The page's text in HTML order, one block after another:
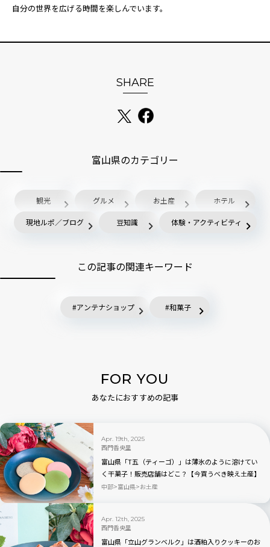
自分の世界を広げる時間を楽しんでいます。
SHARE
富山県のカテゴリー
観光 グルメ お土産 ホテル
現地ルポ／ブログ 豆知識 体験・アクティビティ
この記事の関連キーワード
アンテナショップ 和菓子
FOR YOU
あなたにおすすめの記事
Apr. 19th, 2025
西門香央里
富山県「T五（ティーゴ）」は薄氷のように溶けてい
く干菓子！販売店舗はどこ？【今買うべき映え土産】
中部 富山県 お土産
Apr. 12th, 2025
西門香央里
富山県「立山グランベルク」は酒粕入りクッキーのお